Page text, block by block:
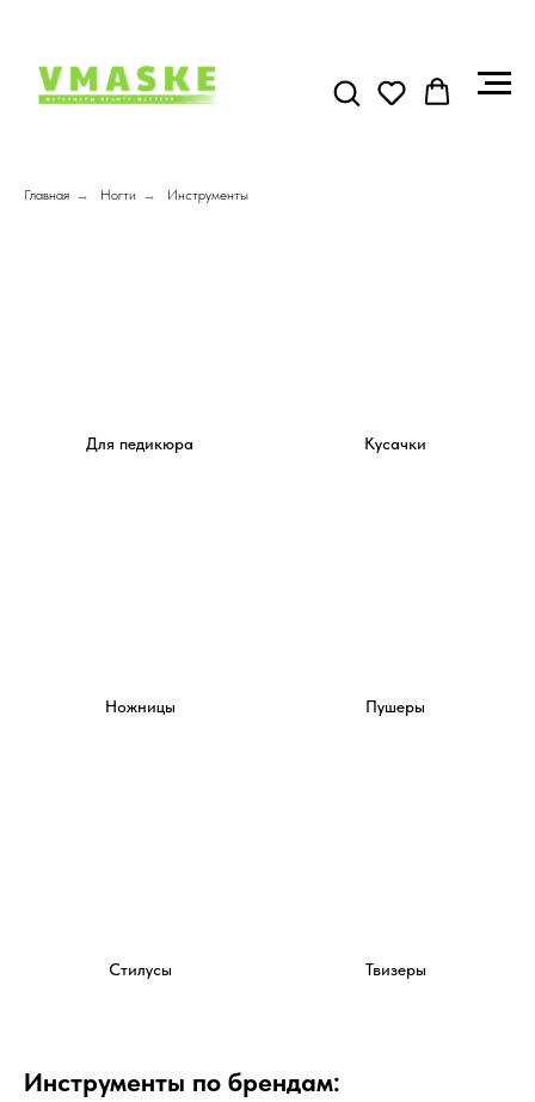
Главная → Ногти → Инструменты
Для педикюра Кусачки
Ножницы Пушеры
Стилусы Твизеры
Инструменты по брендам: